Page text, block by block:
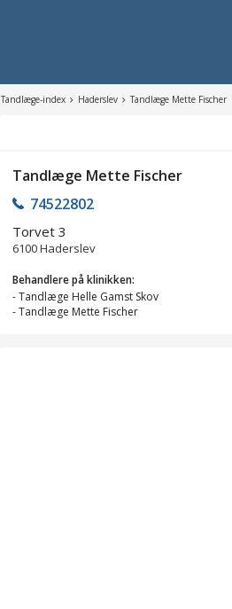
Tandlæge-index Haderslev Tandlæge Mette Fischer
Tandlæge Mette Fischer
74522802
Torvet 3
6100Haderslev
Behandlere på klinikken:
-Tandlæge Helle Gamst Skov
-Tandlæge Mette Fischer